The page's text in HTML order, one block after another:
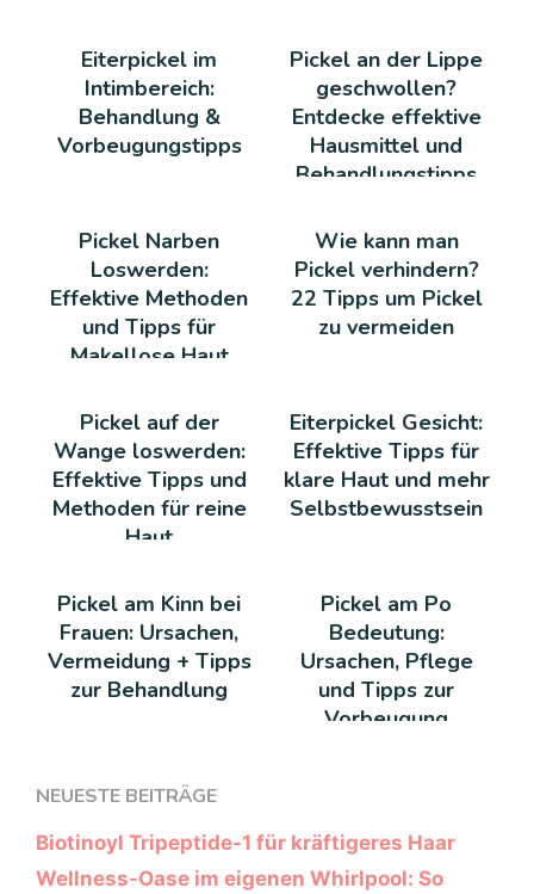
Eiterpickel im
Intimbereich:
Behandlung &
Vorbeugungstipps
Pickel an der Lippe
geschwollen?
Entdecke effektive
Hausmittel und
Behandlungstipps
Pickel Narben
Loswerden:
Effektive Methoden
und Tipps für
Makellose Haut
Wie kann man
Pickel verhindern?
22 Tipps um Pickel
zu vermeiden
Pickel auf der
Wange loswerden:
Effektive Tipps und
Methoden für reine
Haut
Eiterpickel Gesicht:
Effektive Tipps für
klare Haut und mehr
Selbstbewusstsein
Pickel am Kinn bei
Frauen: Ursachen,
Vermeidung + Tipps
zur Behandlung
Pickel am Po
Bedeutung:
Ursachen, Pflege
und Tipps zur
Vorbeugung
NEUESTE BEITRÄGE
Biotinoyl Tripeptide-1 für kräftigeres Haar
Wellness-Oase im eigenen Whirlpool: So